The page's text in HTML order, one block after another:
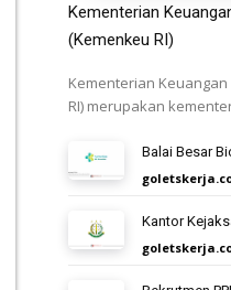
Kementerian
(Kemenkeu RI)
Kementerian
RI) merupakan
Balai Besar
Kantor